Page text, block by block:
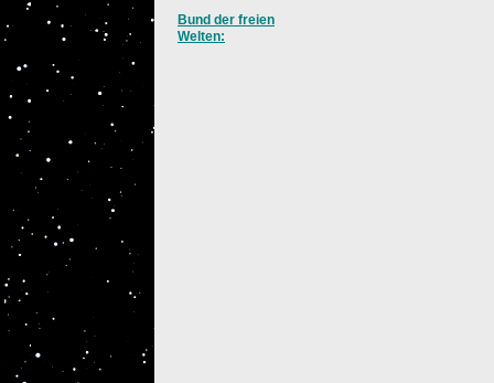
Bund der freien
Welten: